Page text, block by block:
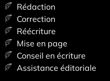
Rédaction
Correction
Réécriture
Mise en page
Conseil en écriture
Assistance éditoriale